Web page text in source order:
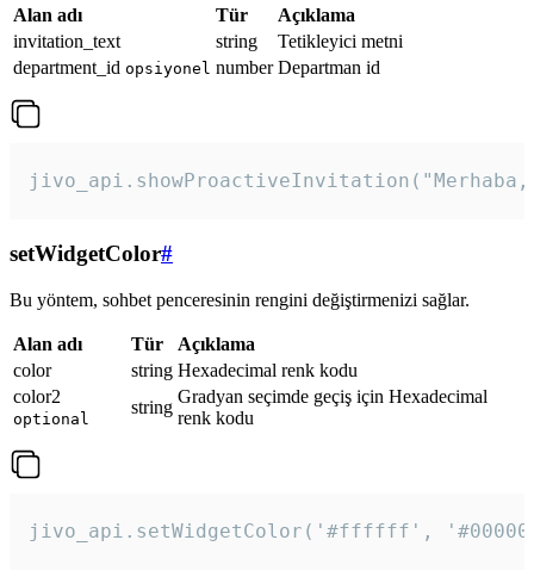
Alan adı Tür
Açıklama
invitation_text
string
Tetikleyici metni
department_id opsiyonel number Departman id
setWidgetColor#
Bu yöntem, sohbet penceresinin rengini değiştirmenizi sağlar.
Alan adı Tür
Açıklama
color
string Hexadecimal renk kodu
color2
optional
string
Gradyan seçimde geçiş için Hexadecimal
renk kodu
jivo_api.setWidgetColor('#ffffff',